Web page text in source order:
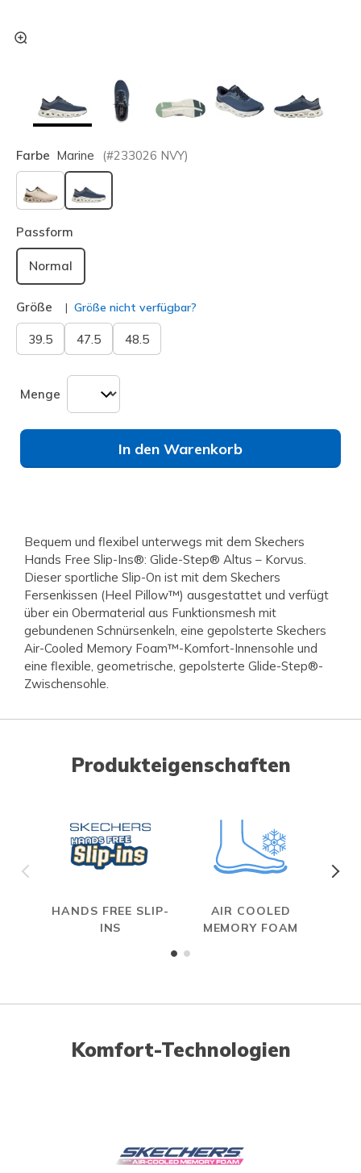
Farbe Marine (#233026 NVY)
ausgewählt
Passform
Normal
Größe Größe nicht verfügbar?
39.5 47.5 48.5
Menge
In den Warenkorb
Bequem und flexibel unterwegs mit dem Skechers
Hands Free Slip-Ins®: Glide-Step® Altus – Korvus.
Dieser sportliche Slip-On ist mit dem Skechers
Fersenkissen (Heel Pillow™) ausgestattet und verfügt
über ein Obermaterial aus Funktionsmesh mit
gebundenen Schnürsenkeln, eine gepolsterte Skechers
Air-Cooled Memory Foam™-Komfort-Innensohle und
eine flexible, geometrische, gepolsterte Glide-Step®-
Zwischensohle.
Produkteigenschaften
HANDS FREE SLIP-
INS
AIR COOLED
MEMORY FOAM
Komfort-Technologien